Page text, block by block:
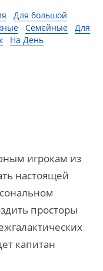
Для большой
Семейные
Для
На День
игрокам из
настоящей
просторы
капитан